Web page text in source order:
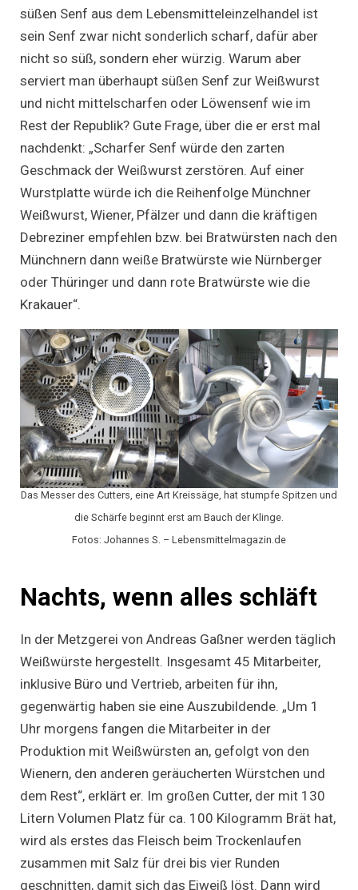
süßen Senf aus dem Lebensmitteleinzelhandel ist
sein Senf zwar nicht sonderlich scharf, dafür aber
nicht so süß, sondern eher würzig. Warum aber
serviert man überhaupt süßen Senf zur Weißwurst
und nicht mittelscharfen oder Löwensenf wie im
Rest der Republik? Gute Frage, über die er erst mal
nachdenkt: „Scharfer Senf würde den zarten
Geschmack der Weißwurst zerstören. Auf einer
Wurstplatte würde ich die Reihenfolge Münchner
Weißwurst, Wiener, Pfälzer und dann die kräftigen
Debreziner empfehlen bzw. bei Bratwürsten nach den
Münchnern dann weiße Bratwürste wie Nürnberger
oder Thüringer und dann rote Bratwürste wie die
Krakauer“.
Das Messer des Cutters, eine Art Kreissäge, hat stumpfe Spitzen und
die Schärfe beginnt erst am Bauch der Klinge.
Fotos: Johannes S. – Lebensmittelmagazin.de
Nachts, wenn alles schläft
In der Metzgerei von Andreas Gaßner werden täglich
Weißwürste hergestellt. Insgesamt 45 Mitarbeiter,
inklusive Büro und Vertrieb, arbeiten für ihn,
gegenwärtig haben sie eine Auszubildende. „Um 1
Uhr morgens fangen die Mitarbeiter in der
Produktion mit Weißwürsten an, gefolgt von den
Wienern, den anderen geräucherten Würstchen und
dem Rest“, erklärt er. Im großen Cutter, der mit 130
Litern Volumen Platz für ca. 100 Kilogramm Brät hat,
wird als erstes das Fleisch beim Trockenlaufen
zusammen mit Salz für drei bis vier Runden
geschnitten, damit sich das Eiweiß löst. Dann wird